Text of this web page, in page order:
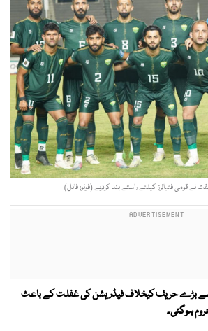
نے قومی فٹبالرز کیلئے راستے بند کردیے (فوٹو: فائل)
بڑے حریف کیخلاف فیڈریشن کی غفلت کے باعث
ہوگئی۔